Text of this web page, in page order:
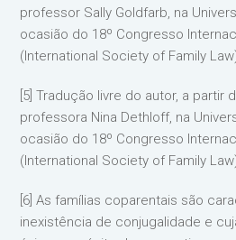
professor Sally Goldfarb, na
ocasião do 18º Congresso
(International Society of Family
[5] Tradução livre do autor, a partir
professora Nina Dethloff, na
ocasião do 18º Congresso
(International Society of Family
[6] As famílias coparentais são
inexistência de conjugalidade e